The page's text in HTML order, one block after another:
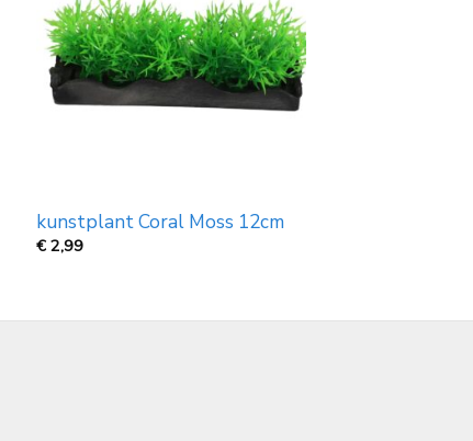
kunstplant Coral Moss 12cm
€ 2,99